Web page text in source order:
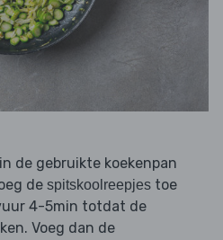
in de gebruikte koekenpan
de spitskoolreepjes toe
4-5min totdat de
Voeg dan de